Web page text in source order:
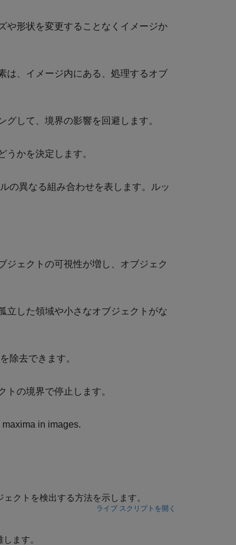
や形状を変更することなくイメージか
は、イメージ内にある、処理するオブ
して、境界の影響を回避します。
かを決定します。
の異なる組み合わせを表します。ルッ
ジェクトの可視性が増し、オブジェク
立した領域や小さなオブジェクトがな
除去できます。
の境界で停止します。
in images.
クトを検出する方法を示します。
ライブ スクリプトを開く
ます。